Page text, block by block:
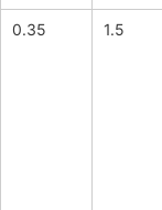
0.35 1.5